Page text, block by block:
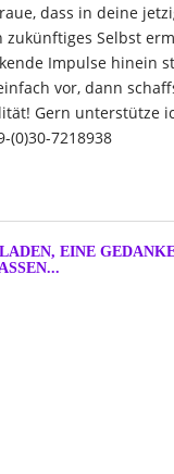
dass in deine
zukünftiges Selbst
Impulse hinein
vor, dann
Gern unterstütze
(0)30-7218938
EINE